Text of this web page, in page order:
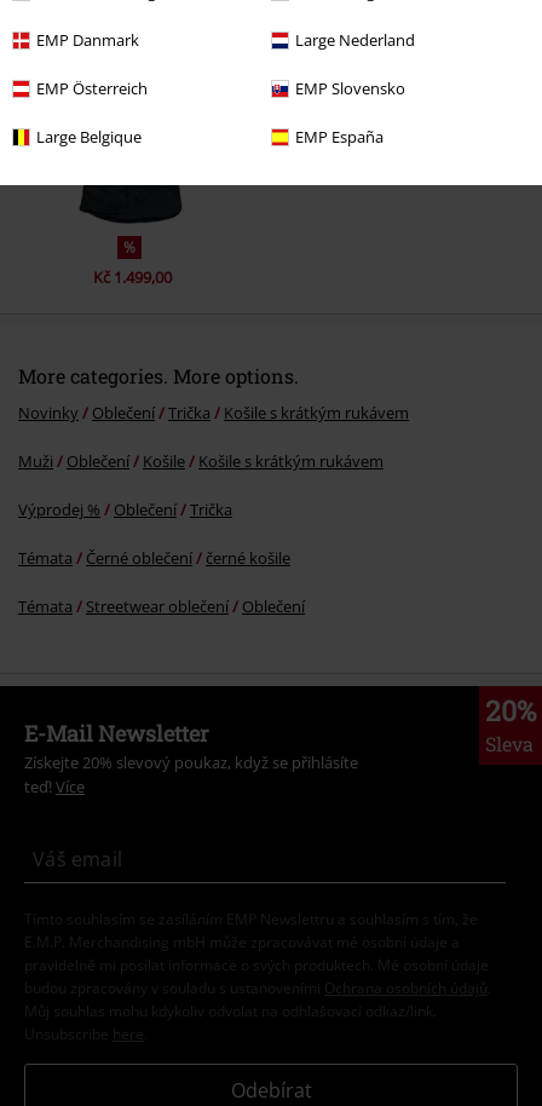
EMP Danmark Large Nederland
EMP Österreich EMP Slovensko
Large Belgique EMP España
Naposledy navštívené
%
Kč 1.499,00
More categories. More options.
Novinky Oblečení Trička Košile s krátkým rukávem
Muži Oblečení Košile Košile s krátkým rukávem
Výprodej % Oblečení Trička
Témata Černé oblečení černé košile
Témata Streetwear oblečení Oblečení
20%
Sleva
E-Mail Newsletter
Získejte 20% slevový poukaz, když se přihlásíte
teď! Více
Tímto souhlasím se zasíláním EMP Newslettru a souhlasím s tím, že
E.M.P. Merchandising mbH může zpracovávat mé osobní údaje a
pravidelně mi posílat informace o svých produktech. Mé osobní údaje
budou zpracovány v souladu s ustanoveními
Ochrana osobních údajů
Můj souhlas mohu kdykoliv odvolat na odhlašovací odkaz/link.
Unsubscribe here
Odebírat